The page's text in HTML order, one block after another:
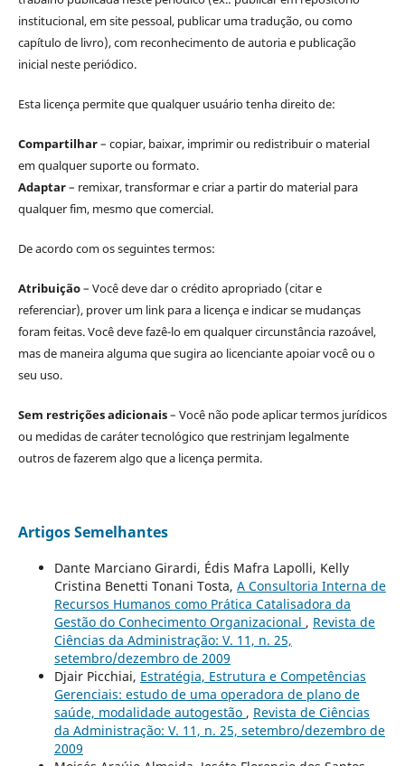
institucional, em site pessoal, publicar uma tradução, ou como
capítulo de livro), com reconhecimento de autoria e publicação
inicial neste periódico.
Esta licença permite que qualquer usuário tenha direito de:
Compartilhar– copiar, baixar, imprimir ou redistribuir o material
em qualquer suporte ou formato.
Adaptar– remixar, transformar e criar a partir do material para
qualquer fim, mesmo que comercial.
De acordo com os seguintes termos:
Atribuição– Você deve dar o crédito apropriado (citar e
referenciar), prover um link para a licença e indicar se mudanças
foram feitas. Você deve fazê-lo em qualquer circunstância razoável,
mas de maneira alguma que sugira ao licenciante apoiar você ou o
seu uso.
Sem restrições adicionais– Você não pode aplicar termos jurídicos
ou medidas de caráter tecnológico que restrinjam legalmente
outros de fazerem algo que a licença permita.
Artigos Semelhantes
Dante Marciano Girardi, Édis Mafra Lapolli, Kelly
Cristina Benetti Tonani Tosta, A Consultoria Interna de
Recursos Humanos como Prática Catalisadora da
Gestão do Conhecimento Organizacional , Revista de
Ciências da Administração: V. 11, n. 25,
setembro/dezembro de 2009
Djair Picchiai, Estratégia, Estrutura e Competências
Gerenciais: estudo de uma operadora de plano de
saúde, modalidade autogestão , Revista de Ciências
da Administração: V. 11, n. 25, setembro/dezembro de
2009